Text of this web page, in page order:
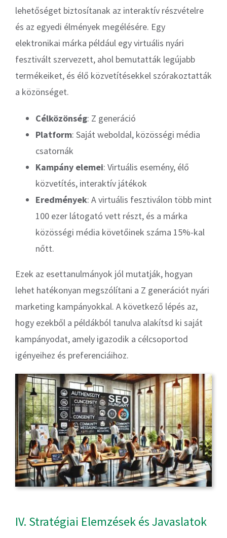
lehetőséget biztosítanak az interaktív részvételre
és az egyedi élmények megélésére. Egy
elektronikai márka például egy virtuális nyári
fesztivált szervezett, ahol bemutatták legújabb
termékeiket, és élő közvetítésekkel szórakoztatták
a közönséget.
Célközönség: Z generáció
Platform: Saját weboldal, közösségi média
csatornák
Kampány elemei: Virtuális esemény, élő
közvetítés, interaktív játékok
Eredmények: A virtuális fesztiválon több mint
100 ezer látogató vett részt, és a márka
közösségi média követőinek száma 15%-kal
nőtt.
Ezek az esettanulmányok jól mutatják, hogyan
lehet hatékonyan megszólítani a Z generációt nyári
marketing kampányokkal. A következő lépés az,
hogy ezekből a példákból tanulva alakítsd ki saját
kampányodat, amely igazodik a célcsoportod
igényeihez és preferenciáihoz.
IV. Stratégiai Elemzések és Javaslatok